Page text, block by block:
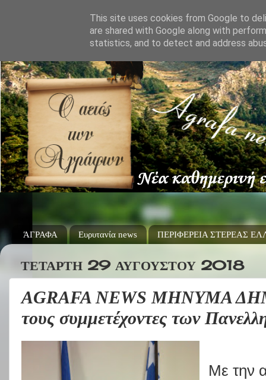
ΆΓΡΑΦΑ Ευρυτανία news ΠΕΡΙΦΕΡΕΙΑ ΣΤΕΡΕΑΣ
ΤΕΤΆΡΤΗ 29 ΑΥΓΟΎΣΤΟΥ 2018
AGRAFA NEWS ΜΗΝΥΜΑ
τους συμμετέχοντες των
Με την
This site uses cookies from Google to
are shared with Google along with
statistics, and to detect and address